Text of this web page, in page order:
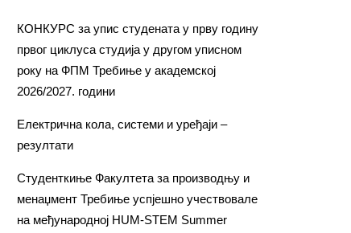
КОНКУРС за упис студената у прву годину
првог циклуса студија у другом уписном
року на ФПМ Требиње у академској
2026/2027. години
Електрична кола, системи и уређаји –
резултати
Студенткиње Факултета за производњу и
менаџмент Требиње успјешно учествовале
на међународној HUM-STEM Summer